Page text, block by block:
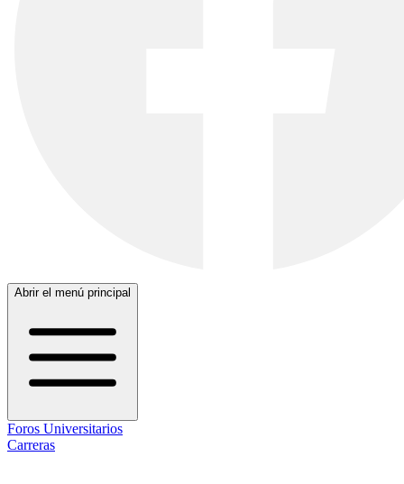
Abrir el menú principal
Foros Universitarios
Carreras